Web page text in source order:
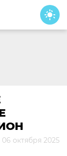
06 октября 2025